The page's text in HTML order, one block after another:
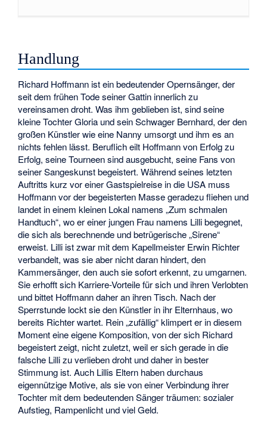
Handlung
Richard Hoffmann ist ein bedeutender Opernsänger, der
seit dem frühen Tode seiner Gattin innerlich zu
vereinsamen droht. Was ihm geblieben ist, sind seine
kleine Tochter Gloria und sein Schwager Bernhard, der den
großen Künstler wie eine Nanny umsorgt und ihm es an
nichts fehlen lässt. Beruflich eilt Hoffmann von Erfolg zu
Erfolg, seine Tourneen sind ausgebucht, seine Fans von
seiner Sangeskunst begeistert. Während seines letzten
Auftritts kurz vor einer Gastspielreise in die USA muss
Hoffmann vor der begeisterten Masse geradezu fliehen und
landet in einem kleinen Lokal namens „Zum schmalen
Handtuch“, wo er einer jungen Frau namens Lilli begegnet,
die sich als berechnende und betrügerische „Sirene“
erweist. Lilli ist zwar mit dem Kapellmeister Erwin Richter
verbandelt, was sie aber nicht daran hindert, den
Kammersänger, den auch sie sofort erkennt, zu umgarnen.
Sie erhofft sich Karriere-Vorteile für sich und ihren Verlobten
und bittet Hoffmann daher an ihren Tisch. Nach der
Sperrstunde lockt sie den Künstler in ihr Elternhaus, wo
bereits Richter wartet. Rein „zufällig“ klimpert er in diesem
Moment eine eigene Komposition, von der sich Richard
begeistert zeigt, nicht zuletzt, weil er sich gerade in die
falsche Lilli zu verlieben droht und daher in bester
Stimmung ist. Auch Lillis Eltern haben durchaus
eigennützige Motive, als sie von einer Verbindung ihrer
Tochter mit dem bedeutenden Sänger träumen: sozialer
Aufstieg, Rampenlicht und viel Geld.